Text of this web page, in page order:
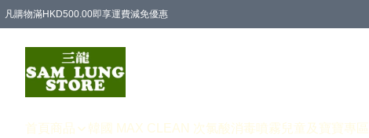
凡購物滿HKD500.00即享運費減免優惠
首頁 商品 韓國 MAX CLEAN 次氯酸消毒噴霧 兒童及寶寶專區